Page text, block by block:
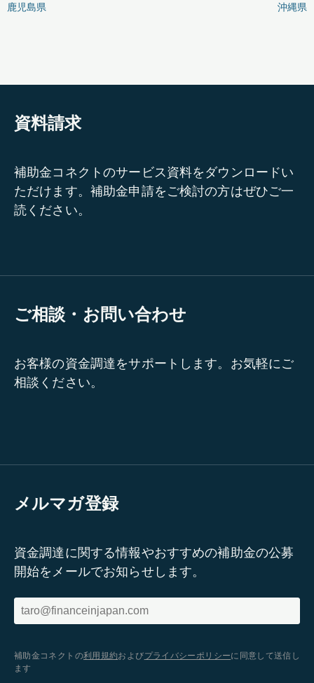
鹿児島県
沖縄県
資料請求
補助金コネクトのサービス資料をダウンロードい
ただけます。補助金申請をご検討の方はぜひご一
読ください。
ご相談・お問い合わせ
お客様の資金調達をサポートします。お気軽にご
相談ください。
メルマガ登録
資金調達に関する情報やおすすめの補助金の公募
開始をメールでお知らせします。
補助金コネクトの利用規約およびプライバシーポリシーに同意して送信し
ます